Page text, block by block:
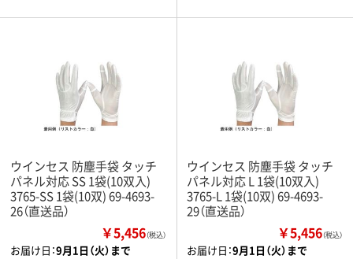
ウインセス 防塵手袋 タッチ
パネル対応 SS 1袋(10双入)
3765-SS 1袋(10双) 69-4693-
26（直送品）
￥5,456（税込）
お届け日：9月1日（火）まで
ウインセス 防塵手袋 タッチ
パネル対応 L 1袋(10双入)
3765-L 1袋(10双) 69-4693-
29（直送品）
￥5,456（税込）
お届け日：9月1日（火）まで